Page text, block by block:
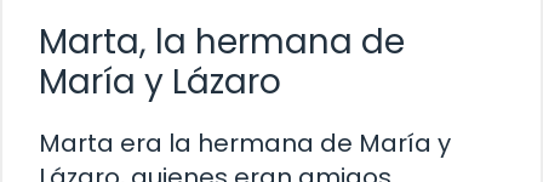
Marta, la hermana de
María y Lázaro
Marta era la hermana de María y